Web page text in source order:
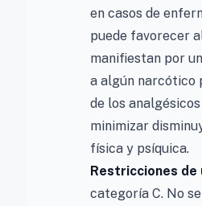
en casos de
puede favorecer
manifiestan por
a algún narcótico
de los
minimizar
física y psíquica.
Restricciones de
categoría C. No